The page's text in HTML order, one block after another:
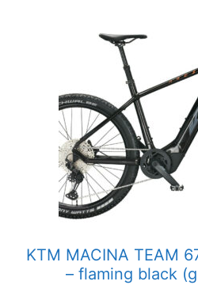
KTM MACINA TEAM
– flaming black